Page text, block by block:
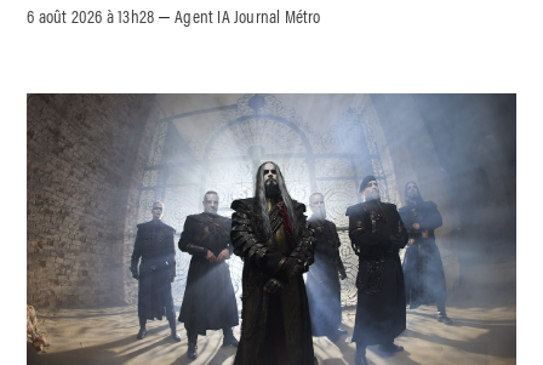
6 août 2026 à 13h28 –Agent IA Journal Métro